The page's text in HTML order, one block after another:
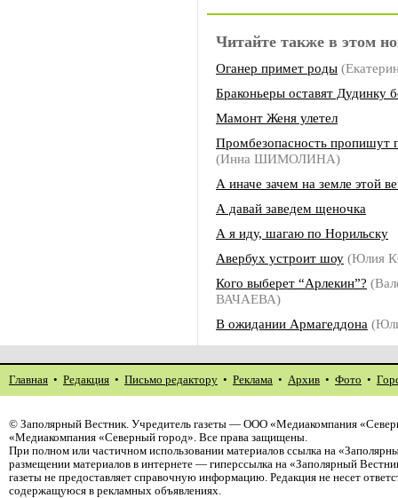
Читайте также в этом
Оганер примет роды
Браконьеры оставят Дудинку
Мамонт Женя улетел
Промбезопасность пропишут
(Инна ШИМОЛИНА)
А иначе зачем на земле этой
А давай заведем щеночка
А я иду, шагаю по Норильску
Авербух устроит шоу (Юлия
Кого выберет “Арлекин”?
ВАЧАЕВА)
В ожидании Армагеддона
Главная • Редакция • Письмо редактору • Реклама • Архив • Фото •
© Заполярный Вестник. Учредитель газеты — ООО «Медиакомпания
«Медиакомпания «Северный город». Все права защищены.
При полном или частичном использовании материалов ссылка на
размещении материалов в интернете — гиперссылка на «Заполярный
газеты не предоставляет справочную информацию. Редакция не несет
содержащуюся в рекламных объявлениях.